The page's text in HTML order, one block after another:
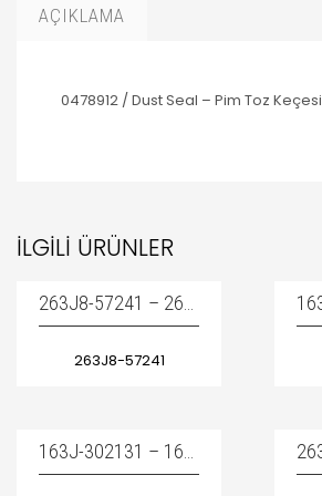
AÇIKLAMA
0478912 / Dust Seal – Pim Toz Keçesi
İLGILI ÜRÜNLER
263J8-57241